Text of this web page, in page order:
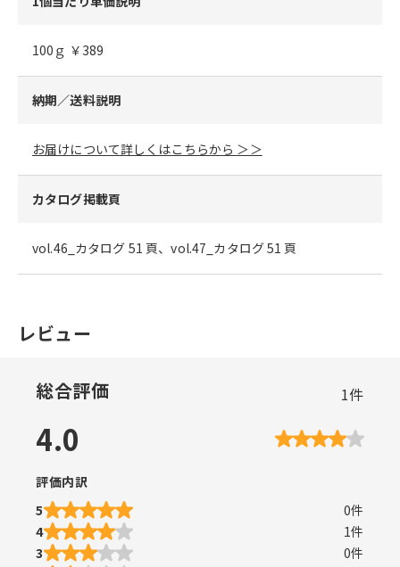
100ｇ ￥389
納期／送料説明
お届けについて詳しくはこちらから ＞＞
カタログ掲載頁
vol.46_カタログ 51 頁、vol.47_カタログ 51 頁
レビュー
総合評価 1件
4.0
評価内訳
5
0件
4
1件
3
0件